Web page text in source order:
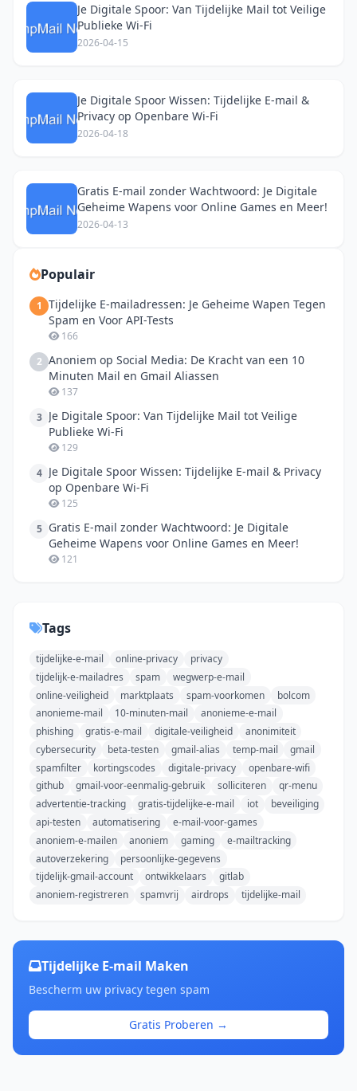
Je Digitale Spoor: Van Tijdelijke Mail tot Veilige
Publieke Wi-Fi
2026-04-15
Je Digitale Spoor Wissen: Tijdelijke E-mail &
Privacy op Openbare Wi-Fi
2026-04-18
Gratis E-mail zonder Wachtwoord: Je Digitale
Geheime Wapens voor Online Games en Meer!
2026-04-13
Populair
1 Tijdelijke E-mailadressen: Je Geheime Wapen Tegen
Spam en Voor API-Tests
166
2 Anoniem op Social Media: De Kracht van een 10
Minuten Mail en Gmail Aliassen
137
3 Je Digitale Spoor: Van Tijdelijke Mail tot Veilige
Publieke Wi-Fi
129
4 Je Digitale Spoor Wissen: Tijdelijke E-mail & Privacy
op Openbare Wi-Fi
125
5 Gratis E-mail zonder Wachtwoord: Je Digitale
Geheime Wapens voor Online Games en Meer!
121
Tags
tijdelijke-e-mail online-privacy
privacy
tijdelijk-e-mailadres
spam
wegwerp-e-mail
online-veiligheid
marktplaats spam-voorkomen
bolcom
anonieme-mail
10-minuten-mail
anonieme-e-mail
phishing
gratis-e-mail digitale-veiligheid
anonimiteit
cybersecurity
beta-testen gmail-alias temp-mail
gmail
spamfilter
kortingscodes digitale-privacy
openbare-wifi
github
gmail-voor-eenmalig-gebruik solliciteren
qr-menu
advertentie-tracking
gratis-tijdelijke-e-mail iot
beveiliging
api-testen
automatisering
e-mail-voor-games
anoniem-e-mailen
anoniem gaming
e-mailtracking
autoverzekering
persoonlijke-gegevens
tijdelijk-gmail-account
ontwikkelaars
gitlab
anoniem-registreren
spamvrij airdrops tijdelijke-mail
Tijdelijke E-mail Maken
Bescherm uw privacy tegen spam
Gratis Proberen →